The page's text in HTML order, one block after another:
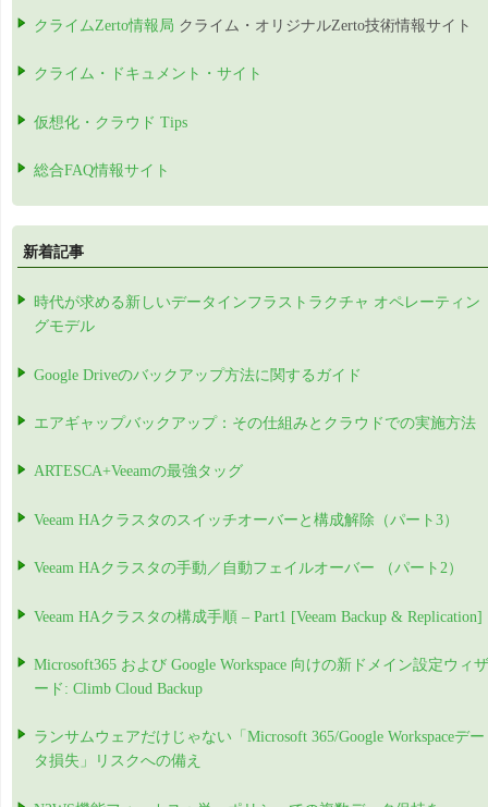
クライムZerto情報局 クライム・オリジナルZerto技術情報サイト
クライム・ドキュメント・サイト
仮想化・クラウド Tips
総合FAQ情報サイト
新着記事
時代が求める新しいデータインフラストラクチャ オペレーティン
グモデル
Google Driveのバックアップ方法に関するガイド
エアギャップバックアップ：その仕組みとクラウドでの実施方法
ARTESCA+Veeamの最強タッグ
Veeam HAクラスタのスイッチオーバーと構成解除（パート3）
Veeam HAクラスタの手動／自動フェイルオーバー （パート2）
Veeam HAクラスタの構成手順 – Part1 [Veeam Backup & Replication]
Microsoft365 および Google Workspace 向けの新ドメイン設定ウィザ
ード: Climb Cloud Backup
ランサムウェアだけじゃない「Microsoft 365/Google Workspaceデー
タ損失」リスクへの備え